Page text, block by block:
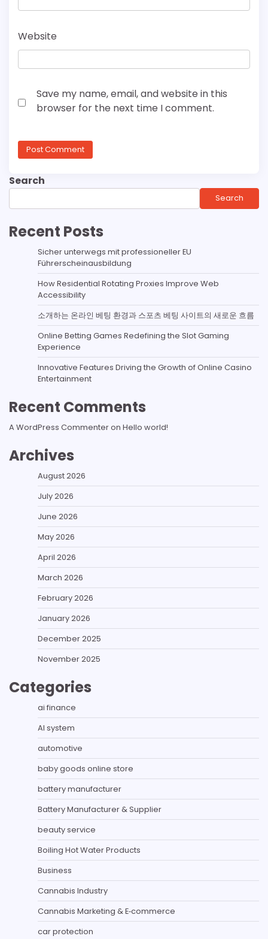
Website
Save my name, email, and website in this
browser for the next time I comment.
Search
Search
Recent Posts
Sicher unterwegs mit professioneller EU
Führerscheinausbildung
How Residential Rotating Proxies Improve Web
Accessibility
소개하는 온라인 베팅 환경과 스포츠 베팅 사이트의 새로운 흐름
Online Betting Games Redefining the Slot Gaming
Experience
Innovative Features Driving the Growth of Online Casino
Entertainment
Recent Comments
A WordPress Commenteron Hello world!
Archives
August 2026
July 2026
June 2026
May 2026
April 2026
March 2026
February 2026
January 2026
December 2025
November 2025
Categories
ai finance
AI system
automotive
baby goods online store
battery manufacturer
Battery Manufacturer & Supplier
beauty service
Boiling Hot Water Products
Business
Cannabis Industry
Cannabis Marketing & E‑commerce
car protection